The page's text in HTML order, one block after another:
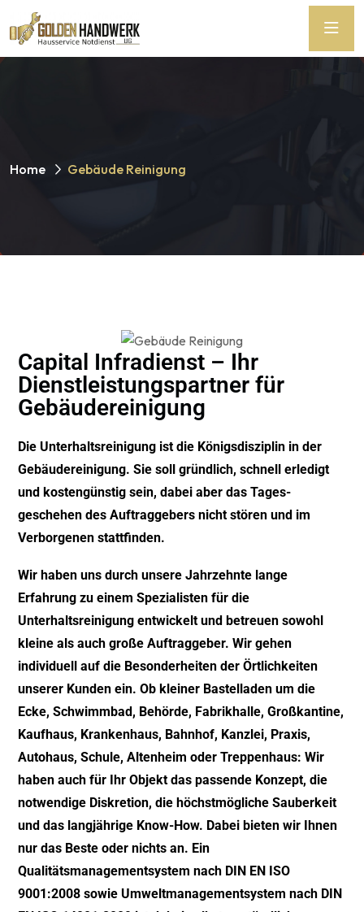
Home Gebäude Reinigung
Capital Infradienst – Ihr
Dienstleistungspartner für
Gebäudereinigung
Die Unterhaltsreinigung ist die Königsdisziplin in der
Gebäudereinigung. Sie soll gründlich, schnell erledigt
und kostengünstig sein, dabei aber das Tages-
geschehen des Auftraggebers nicht stören und im
Verborgenen stattfinden.
Wir haben uns durch unsere Jahrzehnte lange
Erfahrung zu einem Spezialisten für die
Unterhaltsreinigung entwickelt und betreuen sowohl
kleine als auch große Auftraggeber. Wir gehen
individuell auf die Besonderheiten der Örtlichkeiten
unserer Kunden ein. Ob kleiner Bastelladen um die
Ecke, Schwimmbad, Behörde, Fabrikhalle, Großkantine,
Kaufhaus, Krankenhaus, Bahnhof, Kanzlei, Praxis,
Autohaus, Schule, Altenheim oder Treppenhaus: Wir
haben auch für Ihr Objekt das passende Konzept, die
notwendige Diskretion, die höchstmögliche Sauberkeit
und das langjährige Know-How. Dabei bieten wir Ihnen
nur das Beste oder nichts an. Ein
Qualitätsmanagementsystem nach DIN EN ISO
9001:2008 sowie Umweltmanagementsystem nach DIN